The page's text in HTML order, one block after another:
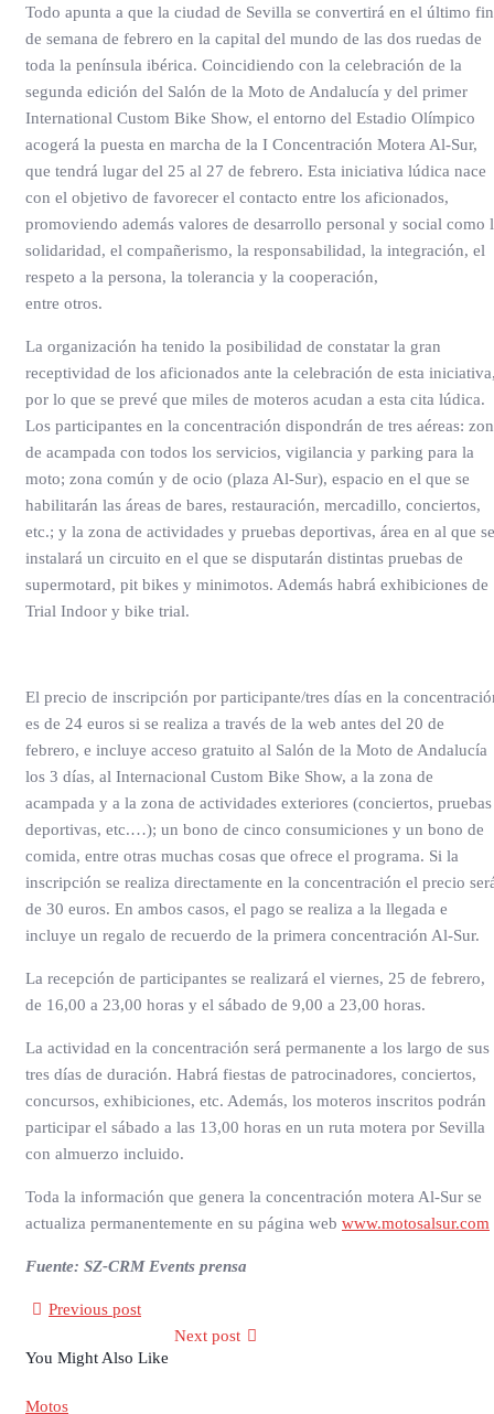
Todo apunta a que la ciudad de Sevilla se convertirá en el último fin
de semana de febrero en la capital del mundo de las dos ruedas de
toda la península ibérica. Coincidiendo con la celebración de la
segunda edición del Salón de la Moto de Andalucía y del primer
International Custom Bike Show, el entorno del Estadio Olímpico
acogerá la puesta en marcha de la I Concentración Motera Al-Sur,
que tendrá lugar del 25 al 27 de febrero. Esta iniciativa lúdica nace
con el objetivo de favorecer el contacto entre los aficionados,
promoviendo además valores de desarrollo personal y social como
solidaridad, el compañerismo, la responsabilidad, la integración, el
respeto a la persona, la tolerancia y la cooperación,
entre otros.
La organización ha tenido la posibilidad de constatar la gran
receptividad de los aficionados ante la celebración de esta
por lo que se prevé que miles de moteros acudan a esta cita lúdica.
Los participantes en la concentración dispondrán de tres aéreas:
de acampada con todos los servicios, vigilancia y parking para la
moto; zona común y de ocio (plaza Al-Sur), espacio en el que se
habilitarán las áreas de bares, restauración, mercadillo, conciertos,
etc.; y la zona de actividades y pruebas deportivas, área en al que se
instalará un circuito en el que se disputarán distintas pruebas de
supermotard, pit bikes y minimotos. Además habrá exhibiciones de
Trial Indoor y bike trial.
El precio de inscripción por participante/tres días en la
es de 24 euros si se realiza a través de la web antes del 20 de
febrero, e incluye acceso gratuito al Salón de la Moto de Andalucía
los 3 días, al Internacional Custom Bike Show, a la zona de
acampada y a la zona de actividades exteriores (conciertos, pruebas
deportivas, etc.…); un bono de cinco consumiciones y un bono de
comida, entre otras muchas cosas que ofrece el programa. Si la
inscripción se realiza directamente en la concentración el precio
de 30 euros. En ambos casos, el pago se realiza a la llegada e
incluye un regalo de recuerdo de la primera concentración Al-Sur.
La recepción de participantes se realizará el viernes, 25 de febrero,
de 16,00 a 23,00 horas y el sábado de 9,00 a 23,00 horas.
La actividad en la concentración será permanente a los largo de sus
tres días de duración. Habrá fiestas de patrocinadores, conciertos,
concursos, exhibiciones, etc. Además, los moteros inscritos podrán
participar el sábado a las 13,00 horas en un ruta motera por Sevilla
con almuerzo incluido.
Toda la información que genera la concentración motera Al-Sur se
actualiza permanentemente en su página web www.motosalsur.com
Fuente: SZ-CRM Events prensa
Previous post
Next post
You Might Also Like
Motos